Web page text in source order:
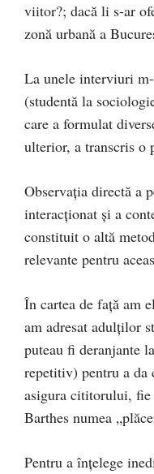
viitor?; dacă li s-ar
zonă urbană a
La unele interviuri
(studentă la
care a formulat
ulterior, a transcris o
Observația directă a
interacționat și a
constituit o altă
relevante pentru
În cartea de față am
am adresat adulților
puteau fi deranjante
repetitiv) pentru a da
asigura cititorului, fie
Barthes numea
Pentru a înțelege